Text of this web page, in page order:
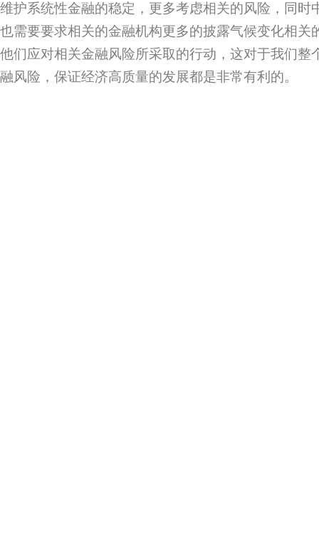
维护系统性金融的稳定，更多考虑相关的风险，同时
也需要要求相关的金融机构更多的披露气候变化相关
他们应对相关金融风险所采取的行动，这对于我们整
融风险，保证经济高质量的发展都是非常有利的。